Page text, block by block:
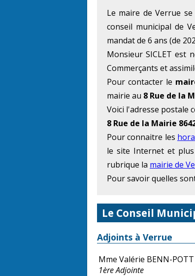
Le maire de Verrue se
conseil municipal de
mandat de 6 ans (de
Monsieur SICLET est
Commerçants et
Pour contacter le
mairie au 8 Rue de la
Voici l'adresse postale
8 Rue de la Mairie
Pour connaitre les
le site Internet et
rubrique la mairie de
Pour savoir quelles
Le Conseil
Adjoints à Verrue
Mme Valérie BENN-POTT
1ère Adjointe